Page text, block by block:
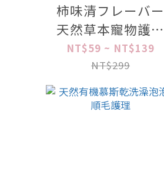
柿味清フレーバー
天然草本寵物護理
系列
NT$59 ~ NT$139
NT$299